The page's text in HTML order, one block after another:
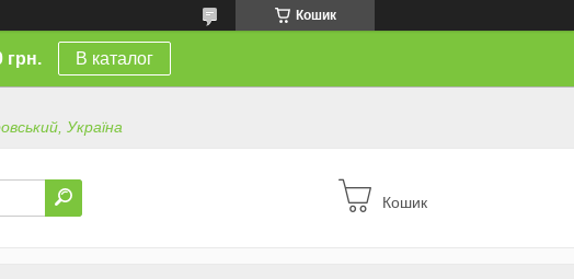
Кошик
грн. В каталог
Україна
Кошик